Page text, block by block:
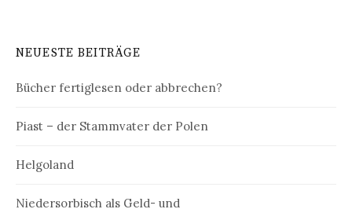
NEUESTE BEITRÄGE
Bücher fertiglesen oder abbrechen?
Piast – der Stammvater der Polen
Helgoland
Niedersorbisch als Geld- und